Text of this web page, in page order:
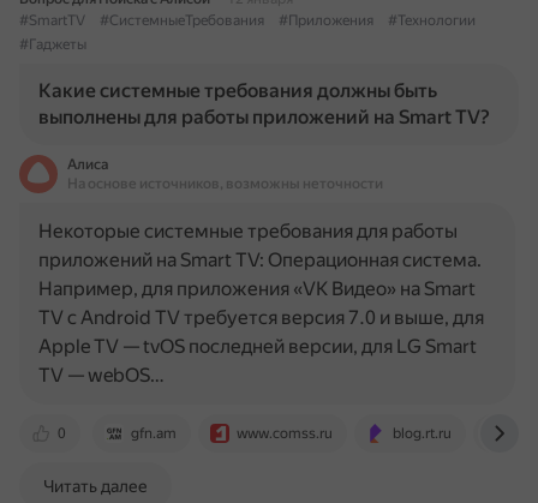
#SmartTV
#СистемныеТребования #Приложения
#Технологии
#Гаджеты
Какие системные требования должны быть
выполнены для работы приложений на Smart TV?
Алиса
На основе источников, возможны неточности
0 gfn.am www.comss.ru blog.rt.ru
Некоторые системные требования для работы
приложений на Smart TV: Операционная система.
Например, для приложения «VK Видео» на Smart
TV с Android TV требуется версия 7.0 и выше, для
Apple TV — tvOS последней версии, для LG Smart
TV — webOS…
Читать далее